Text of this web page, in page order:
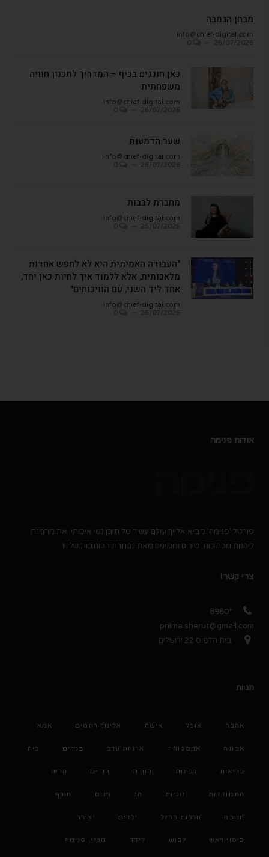
מבחן הגמבה
info@chief-digital.com
כאן חוגגים בכיף – המדריך לתכנון חוויה
משפחתית
info@chief-digital.com
שער הדמעות
info@chief-digital.com
מחברת לבבות
info@chief-digital.com
"העבודה האמיתית היא לא לחפש אחדות
מלאכותית, אלא ללמוד איך לחיות כאן יחד,
אחד ליד השני, עם הוויכוחים"
info@chief-digital.com
אודות פנימה
פורטל 'פנימה' מביא אלייך עולם עשיר של תוכן נשי איכותי. את מוזמנת
ליהנות מכתבות, טורים ומגזינים מאת נבחרת הכותבות שלנו!
צרי קשר!
*8980
pnima.sherut@gmail.com
בית הדפוס 22 ירושלים
תגיות
אהבה אוכל אישה אלינור רחמים אמא
אמונה אקססוריז ארוחת ערב בגדים בית
בריאות גבינות הורות הורים הריון
התמודדות זוגיות חג חגים חורף
חנוכה חרבות ברזל ילדים יצירה
כיסוי ראש לבוש לידה מגזין פנימה